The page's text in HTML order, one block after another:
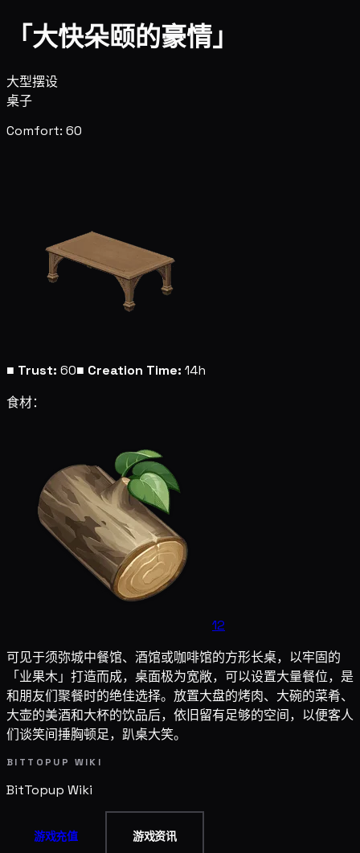
「大快朵颐的豪情」
大型摆设
桌子
Comfort: 60
■ Trust: 60■ Creation Time: 14h
食材：
12
可见于须弥城中餐馆、酒馆或咖啡馆的方形长桌，以牢固的
「业果木」打造而成，桌面极为宽敞，可以设置大量餐位，是
和朋友们聚餐时的绝佳选择。放置大盘的烤肉、大碗的菜肴、
大壶的美酒和大杯的饮品后，依旧留有足够的空间，以便客人
们谈笑间捶胸顿足，趴桌大笑。
BITTOPUP WIKI
BitTopup Wiki
游戏充值 游戏资讯